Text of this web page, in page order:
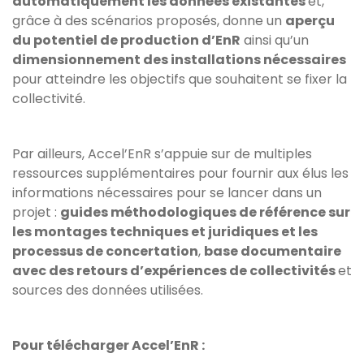
grâce à des scénarios proposés, donne un aperçu
du potentiel de production d’EnR ainsi qu’un
dimensionnement des installations nécessaires
pour atteindre les objectifs que souhaitent se fixer la
collectivité.
Par ailleurs, Accel’EnR s’appuie sur de multiples
ressources supplémentaires pour fournir aux élus les
informations nécessaires pour se lancer dans un
projet : guides méthodologiques de référence sur
les montages techniques et juridiques et les
processus de concertation, base documentaire
avec des retours d’expériences de collectivitéset
sources des données utilisées.
Pour télécharger Accel’EnR :